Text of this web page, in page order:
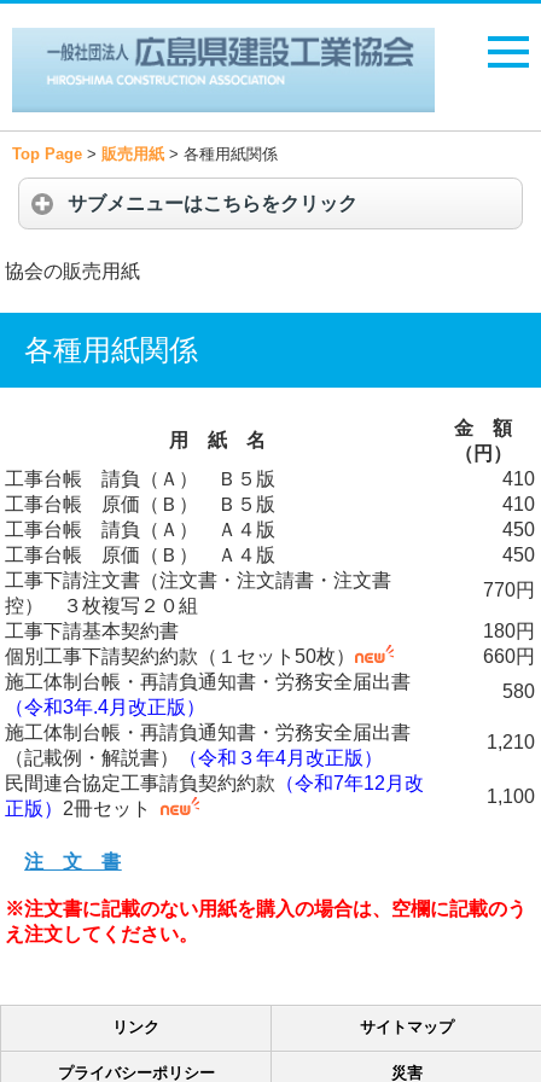
Top Page > 販売用紙 > 各種用紙関係
サブメニューはこちらをクリック
協会の販売用紙
各種用紙関係
用 紙 名
金 額
（円）
工事台帳 請負（Ａ） Ｂ５版
410
工事台帳 原価（Ｂ） Ｂ５版
410
工事台帳 請負（Ａ） Ａ４版
450
工事台帳 原価（Ｂ） Ａ４版
450
工事下請注文書（注文書・注文請書・注文書
控） ３枚複写２０組
770円
工事下請基本契約書
180円
個別工事下請契約約款（１セット50枚）
660円
施工体制台帳・再請負通知書・労務安全届出書
（令和3年.4月改正版）
580
施工体制台帳・再請負通知書・労務安全届出書
（記載例・解説書）
（令和３年4月改正版）
1,210
民間連合協定工事請負契約約款 （令和7年12月改
正版） 2冊セット
1,100
注 文 書
※注文書に記載のない用紙を購入の場合は、空欄に記載のう
え注文してください。
リンク サイトマップ
プライバシーポリシー 災害